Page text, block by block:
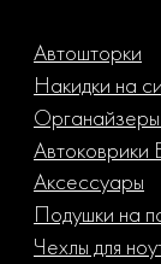
Автошторки
Накидки на
Автоковрики
Аксессуары
Подушки на
Чехлы для